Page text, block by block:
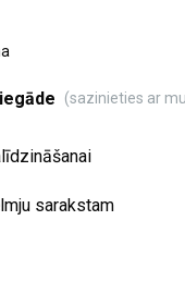
(sazinieties ar
sarakstam